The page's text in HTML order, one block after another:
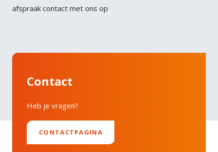
afspraak contact met ons op
Contact
Heb je vragen?
CONTACTPAGINA